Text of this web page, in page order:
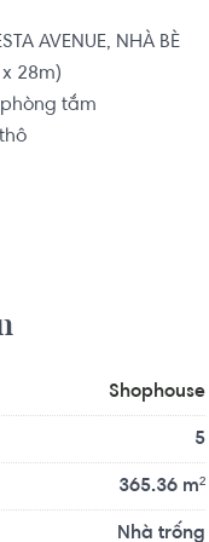
AVENUE, NHÀ BÈ
28m)
tắm
tiện ích  giáo dục, y
lợi, khu vực Nhà Bè
Nguyễn Hữu
Trường Đại học Sài
Shophouse
5
365.36 m²
Nhà trống